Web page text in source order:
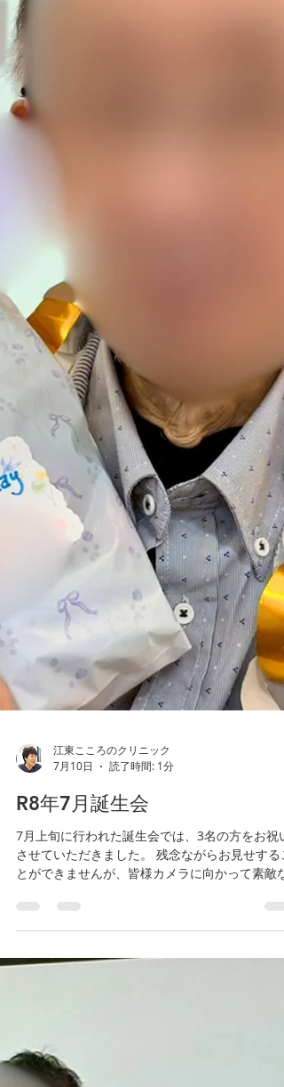
7月10日
読了時間: 1分
させていただきました。 残念ながらお見せするこ
とができませんが、皆様カメラに向かって素敵な